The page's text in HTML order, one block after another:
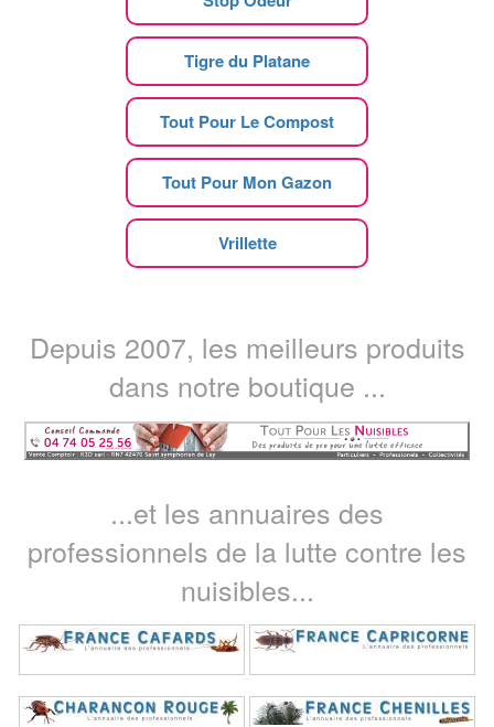
Tigre du Platane
Tout Pour Le Compost
Tout Pour Mon Gazon
Vrillette
Depuis 2007, les meilleurs produits
dans notre boutique ...
...et les annuaires des
professionnels de la lutte contre les
nuisibles...